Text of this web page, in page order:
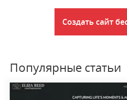
Создать сайт
Популярные статьи